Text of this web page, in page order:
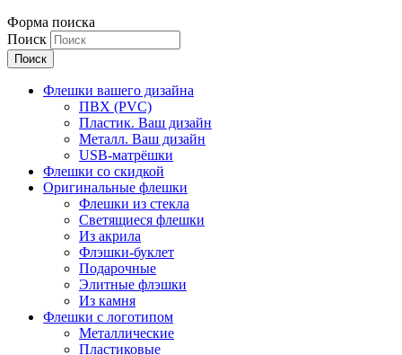
Форма поиска
Поиск
Флешки вашего дизайна
ПВХ (PVC)
Пластик. Ваш дизайн
Металл. Ваш дизайн
USB-матрёшки
Флешки со скидкой
Оригинальные флешки
Флешки из стекла
Светящиеся флешки
Из акрила
Флэшки-буклет
Подарочные
Элитные флэшки
Из камня
Флешки с логотипом
Металлические
Пластиковые